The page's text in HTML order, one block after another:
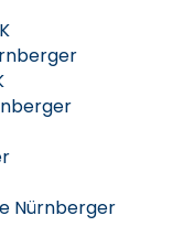
Nürnberger